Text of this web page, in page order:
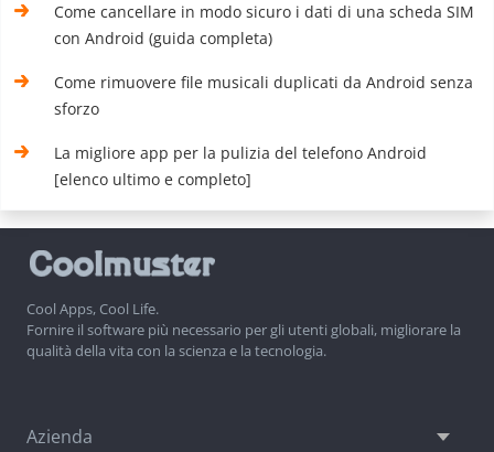
Come cancellare in modo sicuro i dati di una scheda SIM
con Android (guida completa)
Come rimuovere file musicali duplicati da Android senza
sforzo
La migliore app per la pulizia del telefono Android
[elenco ultimo e completo]
Cool Apps, Cool Life.
Fornire il software più necessario per gli utenti globali, migliorare la
qualità della vita con la scienza e la tecnologia.
Azienda